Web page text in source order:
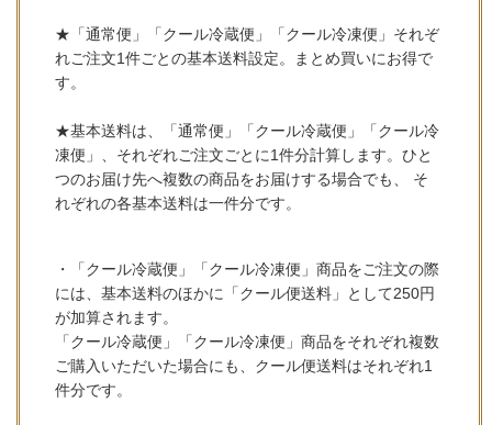
★「通常便」「クール冷蔵便」「クール冷凍便」それぞ
れご注文1件ごとの基本送料設定。まとめ買いにお得で
す。
★基本送料は、「通常便」「クール冷蔵便」「クール冷
凍便」、それぞれご注文ごとに1件分計算します。ひと
つのお届け先へ複数の商品をお届けする場合でも、 そ
れぞれの各基本送料は一件分です。
・「クール冷蔵便」「クール冷凍便」商品をご注文の際
には、基本送料のほかに「クール便送料」として250円
が加算されます。
「クール冷蔵便」「クール冷凍便」商品をそれぞれ複数
ご購入いただいた場合にも、クール便送料はそれぞれ1
件分です。